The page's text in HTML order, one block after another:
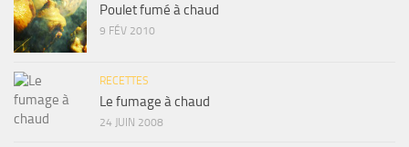
Poulet fumé à chaud
9 FÉV 2010
RECETTES
Le fumage à chaud
24 JUIN 2008